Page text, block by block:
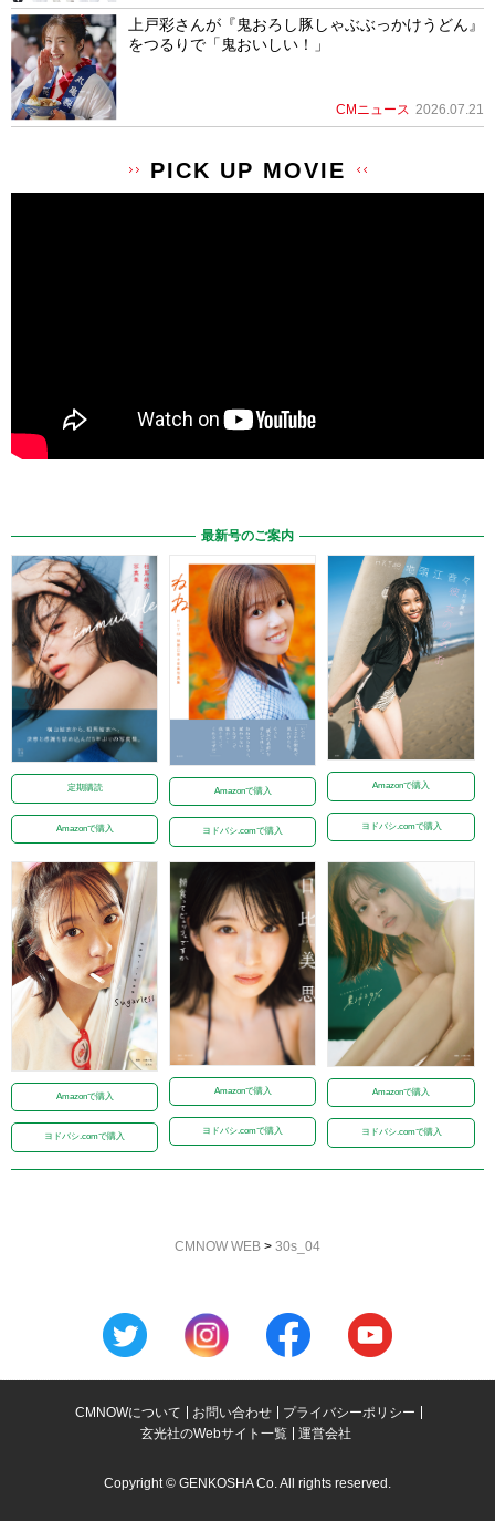
上戸彩さんが『鬼おろし豚しゃぶぶっかけうどん』
をつるりで「鬼おいしい！」
CMニュース 2026.07.21
PICK UP MOVIE
最新号のご案内
定期購読
Amazonで購入
Amazonで購入
ヨドバシ.comで購入
Amazonで購入
ヨドバシ.comで購入
Amazonで購入
ヨドバシ.comで購入
Amazonで購入
ヨドバシ.comで購入
Amazonで購入
ヨドバシ.comで購入
CMNOW WEB > 30s_04
CMNOWについて お問い合わせ
プライバシーポリシー
玄光社のWebサイト一覧
運営会社
Copyright © GENKOSHA Co. All rights reserved.